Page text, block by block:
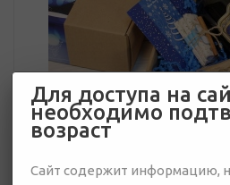
Для доступа на
необходимо
возраст
Сайт содержит информацию,